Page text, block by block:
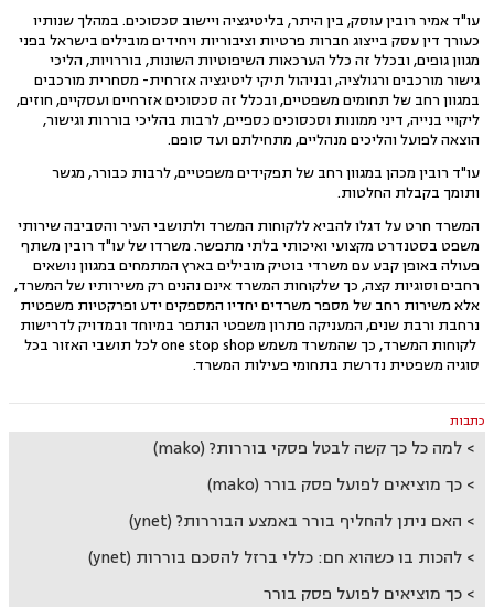
עו"ד אמיר רובין עוסק, בין היתר, בליטיגציה ויישוב סכסוכים. במהלך שנותיו
כעורך דין עסק בייצוג חברות פרטיות וציבוריות ויחידים מובילים בישראל בפני
מגוון גופים, ובכלל זה כלל הערכאות השיפוטיות השונות, בוררויות, הליכי
גישור מורכבים ורגולציה, ובניהול תיקי ליטיגציה אזרחית- מסחרית מורכבים
במגוון רחב של תחומים משפטיים, ובכלל זה סכסוכים אזרחיים ועסקיים, חוזים,
ליקויי בנייה, דיני ממונות וסכסוכים כספיים, לרבות בהליכי בוררות וגישור,
הוצאה לפועל והליכים מנהליים, מתחילתם ועד סופם.
עו"ד רובין מכהן במגוון רחב של תפקידים משפטיים, לרבות כבורר, מגשר
ותומך בקבלת החלטות.
המשרד חרט על דגלו להביא ללקוחות המשרד ולתושבי העיר והסביבה שירותי
משפט בסטנדרט מקצועי ואיכותי בלתי מתפשר. משרדו של עו"ד רובין משתף
פעולה באופן קבע עם משרדי בוטיק מובילים בארץ המתמחים במגוון נושאים
רחבים וסוגיות קצה, כך שלקוחות המשרד אינם נהנים רק משירותיו של המשרד,
אלא משירות רחב של מספר משרדים יחדיו המספקים ידע ופרקטיות משפטית
נרחבת ורבת שנים, המעניקה פתרון משפטי הנתפר במיוחד ובמדויק לדרישות
לקוחות המשרד, כך שהמשרד משמש one stop shop לכל תושבי האזור בכל
סוגיה משפטית נדרשת בתחומי פעילות המשרד.
כתבות
למה כל כך קשה לבטל פסקי בוררות? (mako)
כך מוציאים לפועל פסק בורר (mako)
האם ניתן להחליף בורר באמצע הבוררות? (ynet)
להכות בו כשהוא חם: כללי ברזל להסכם בוררות (ynet)
כך מוציאים לפועל פסק בורר